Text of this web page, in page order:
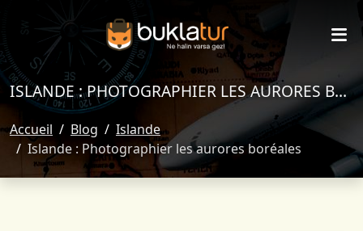
ISLANDE : PHOTOGRAPHIER LES AURORES BORÉALES
Accueil Blog
Islande
Islande : Photographier les aurores boréales